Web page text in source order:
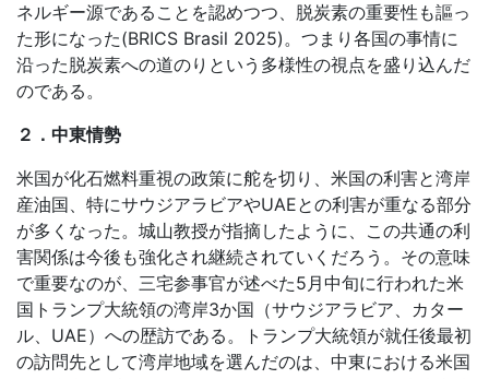
ネルギー源であることを認めつつ、脱炭素の重要性も謳っ
た形になった(BRICS Brasil 2025)。つまり各国の事情に
沿った脱炭素への道のりという多様性の視点を盛り込んだ
のである。
２．中東情勢
米国が化石燃料重視の政策に舵を切り、米国の利害と湾岸
産油国、特にサウジアラビアやUAEとの利害が重なる部分
が多くなった。城山教授が指摘したように、この共通の利
害関係は今後も強化され継続されていくだろう。その意味
で重要なのが、三宅参事官が述べた5月中旬に行われた米
国トランプ大統領の湾岸3か国（サウジアラビア、カター
ル、 UAE）への歴訪である。トランプ大統領が就任後最初
の訪問先として湾岸地域を選んだのは、中東における米国